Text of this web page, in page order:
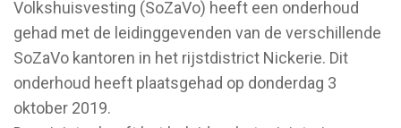
Volkshuisvesting (SoZaVo) heeft een onderhoud
gehad met de leidinggevenden van de verschillende
SoZaVo kantoren in het rijstdistrict Nickerie. Dit
onderhoud heeft plaatsgehad op donderdag 3
oktober 2019.